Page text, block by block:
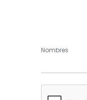
Nombres